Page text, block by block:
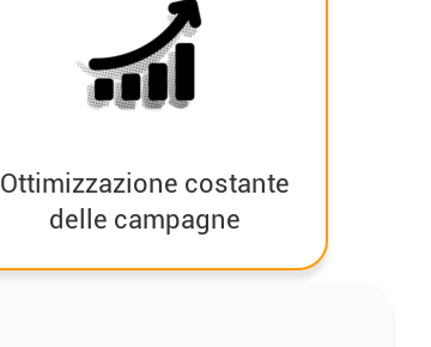
Ottimizzazione costante
delle campagne